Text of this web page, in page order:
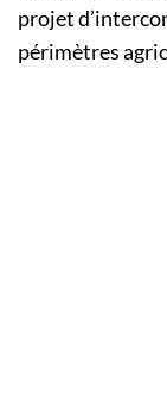
projet
périmètres